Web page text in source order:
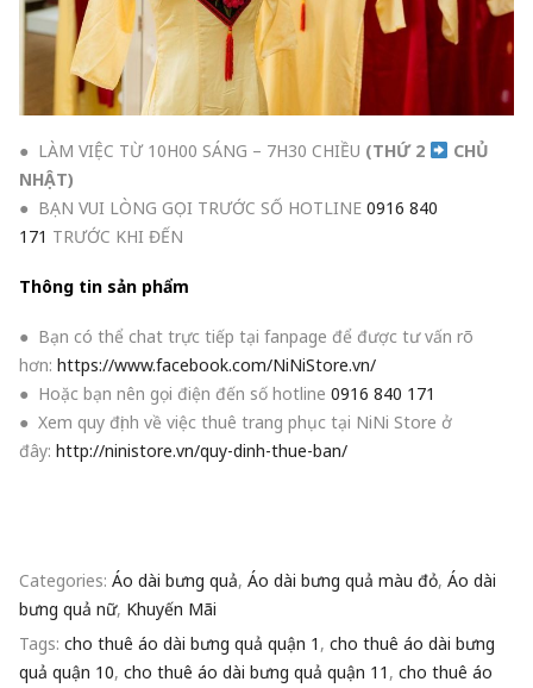
● LÀM VIỆC TỪ 10H00 SÁNG – 7H30 CHIỀU (THỨ 2
CHỦ
NHẬT)
● BẠN VUI LÒNG GỌI TRƯỚC SỐ HOTLINE 0916 840
171 TRƯỚC KHI ĐẾN
Thông tin sản phẩm
● Bạn có thể chat trực tiếp tại fanpage để được tư vấn rõ
hơn: https://www.facebook.com/NiNiStore.vn/
● Hoặc bạn nên gọi điện đến số hotline 0916 840 171
● Xem quy định về việc thuê trang phục tại NiNi Store ở
đây: http://ninistore.vn/quy-dinh-thue-ban/
Categories: Áo dài bưng quả, Áo dài bưng quả màu đỏ, Áo dài
bưng quả nữ, Khuyến Mãi
Tags: cho thuê áo dài bưng quả quận 1 , cho thuê áo dài bưng
quả quận 10, cho thuê áo dài bưng quả quận 11 , cho thuê áo